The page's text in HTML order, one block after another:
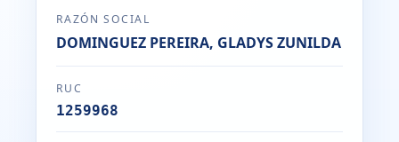
RAZÓN SOCIAL
DOMINGUEZ PEREIRA, GLADYS ZUNILDA
RUC
1259968